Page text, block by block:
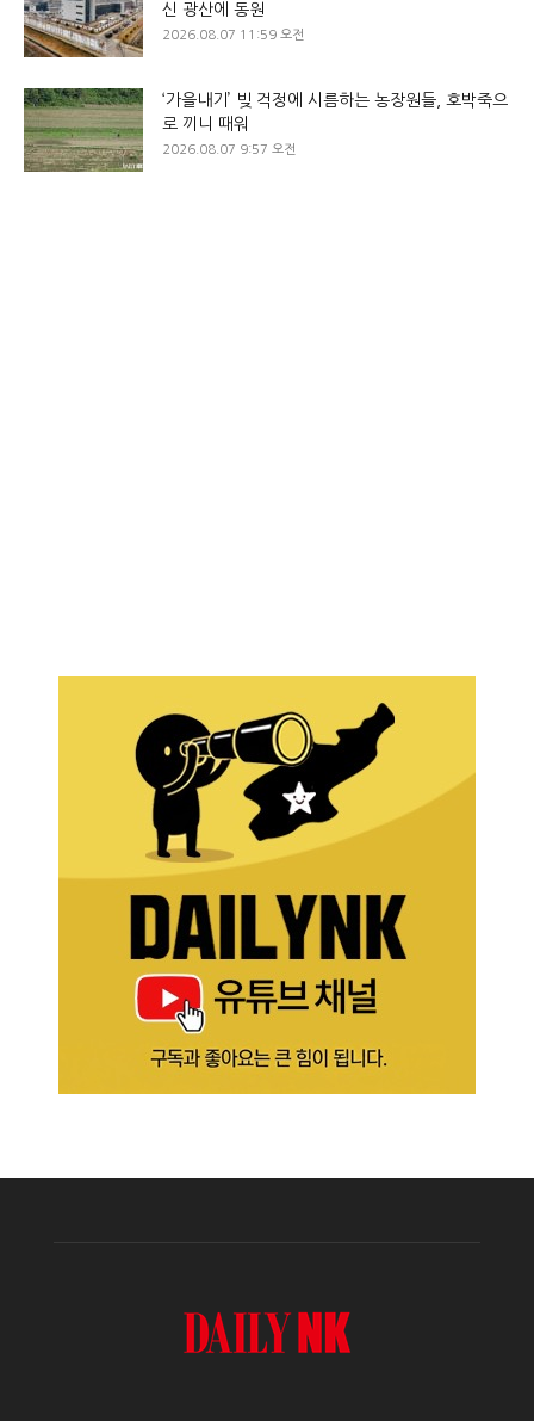
신 광산에 동원
2026.08.07 11:59 오전
‘가을내기’ 빚 걱정에 시름하는 농장원들, 호박죽으
로 끼니 때워
2026.08.07 9:57 오전